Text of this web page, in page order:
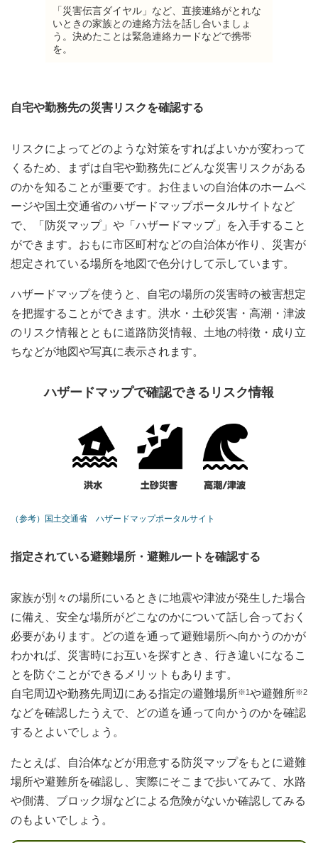
「災害伝言ダイヤル」など、直接連絡がとれな
いときの家族との連絡方法を話し合いましょ
う。決めたことは緊急連絡カードなどで携帯
を。
自宅や勤務先の災害リスクを確認する
リスクによってどのような対策をすればよいかが変わって
くるため、まずは自宅や勤務先にどんな災害リスクがある
のかを知ることが重要です。お住まいの自治体のホームペ
ージや国土交通省のハザードマップポータルサイトなど
で、「防災マップ」や「ハザードマップ」を入手すること
ができます。おもに市区町村などの自治体が作り、災害が
想定されている場所を地図で色分けして示しています。
ハザードマップを使うと、自宅の場所の災害時の被害想定
を把握することができます。洪水・土砂災害・高潮・津波
のリスク情報とともに道路防災情報、土地の特徴・成り立
ちなどが地図や写真に表示されます。
ハザードマップで確認できるリスク情報
（参考）国土交通省 ハザードマップポータルサイト
指定されている避難場所・避難ルートを確認する
家族が別々の場所にいるときに地震や津波が発生した場合
に備え、安全な場所がどこなのかについて話し合っておく
必要があります。どの道を通って避難場所へ向かうのかが
わかれば、災害時にお互いを探すとき、行き違いになるこ
とを防ぐことができるメリットもあります。
自宅周辺や勤務先周辺にある指定の避難場所※1や避難所※2
などを確認したうえで、どの道を通って向かうのかを確認
するとよいでしょう。
たとえば、自治体などが用意する防災マップをもとに避難
場所や避難所を確認し、実際にそこまで歩いてみて、水路
や側溝、ブロック塀などによる危険がないか確認してみる
のもよいでしょう。